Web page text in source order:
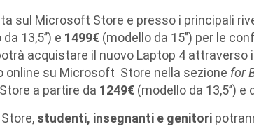
sul Microsoft Store e presso i principali
13,5’’) e 1499€ (modello da 15’’) per le
acquistare il nuovo Laptop 4 attraverso
su Microsoft Store nella sezione for
a partire da 1249€ (modello da 13,5’’) e
studenti, insegnanti e genitori